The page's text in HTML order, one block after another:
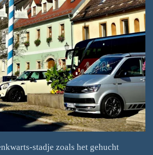
stadje zoals het gehucht